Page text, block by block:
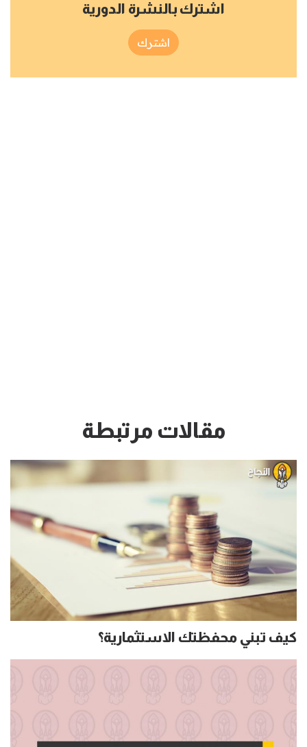
اشترك بالنشرة الدورية
اشترك
مقالات مرتبطة
كيف تبني محفظتك الاستثمارية؟